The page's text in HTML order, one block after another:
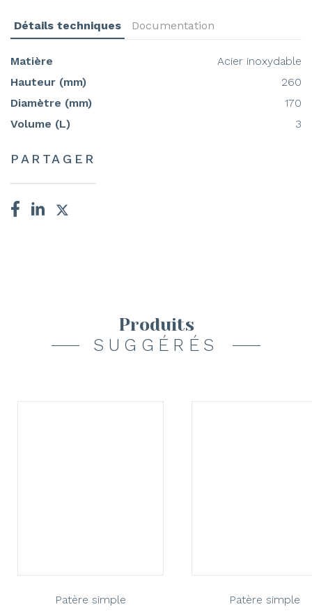
Détails techniques Documentation
Matière
Acier inoxydable
Hauteur (mm)
260
Diamètre (mm)
170
Volume (L)
3
PARTAGER
Produits
SUGGÉRÉS
Patère simple Patère simple